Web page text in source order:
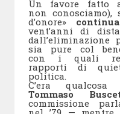
Un favore fatto
non
d’onore»
vent’anni di
dall’eliminazione
sia pure col
con i quali
rapporti di
politica.
C’era
Tommaso
commissione